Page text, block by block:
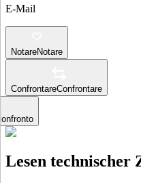
E-Mail
NotareNotare
ConfrontareConfrontare
Lesen technischer